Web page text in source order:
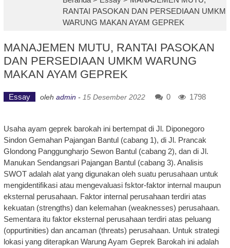
RANTAI PASOKAN DAN PERSEDIAAN UMKM
WARUNG MAKAN AYAM GEPREK
MANAJEMEN MUTU, RANTAI PASOKAN
DAN PERSEDIAAN UMKM WARUNG
MAKAN AYAM GEPREK
Essay oleh admin - 15 Desember 2022 0 1798
Usaha ayam geprek barokah ini bertempat di Jl. Diponegoro
Sindon Gemahan Pajangan Bantul (cabang 1), di Jl. Prancak
Glondong Panggungharjo Sewon Bantul (cabang 2), dan di Jl.
Manukan Sendangsari Pajangan Bantul (cabang 3). Analisis
SWOT adalah alat yang digunakan oleh suatu perusahaan untuk
mengidentifikasi atau mengevaluasi fsktor-faktor internal maupun
eksternal perusahaan. Faktor internal perusahaan terdiri atas
kekuatan (strengths) dan kelemahan (weaknesses) perusahaan.
Sementara itu faktor eksternal perusahaan terdiri atas peluang
(oppurtinities) dan ancaman (threats) perusahaan. Untuk strategi
lokasi yang diterapkan Warung Ayam Geprek Barokah ini adalah